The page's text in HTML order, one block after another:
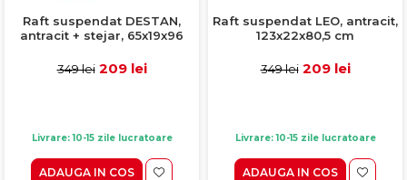
Raft suspendat DESTAN,
antracit + stejar, 65x19x96
349 lei 209 lei
Livrare: 10-15 zile lucratoare
ADAUGA IN COS
Raft suspendat LEO, antracit,
123x22x80,5 cm
349 lei 209 lei
Livrare: 10-15 zile lucratoare
ADAUGA IN COS